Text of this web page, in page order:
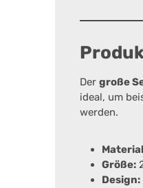
Der große
ideal, um
werden.
Größe:
Design: